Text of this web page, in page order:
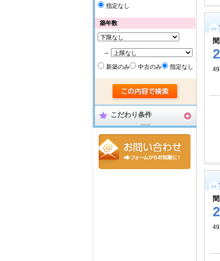
指定なし
築年数
～
新築のみ
中古のみ 指定なし
こだわり条件